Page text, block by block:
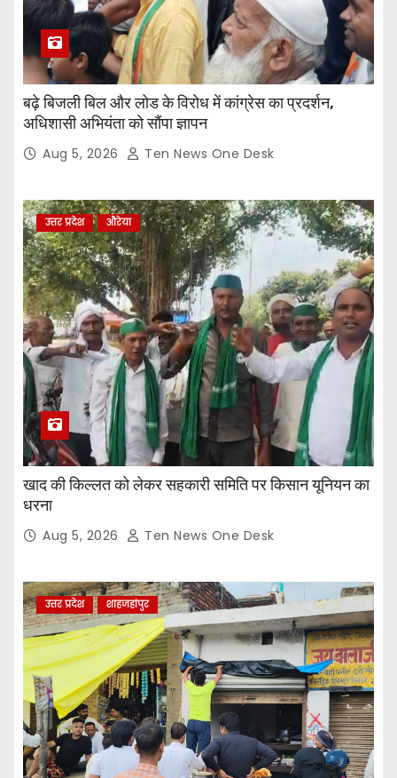
बढ़े बिजली बिल और लोड के विरोध में कांग्रेस का प्रदर्शन,
अधिशासी अभियंता को सौंपा ज्ञापन
Aug 5, 2026 Ten News One Desk
उत्तर प्रदेश औरेया
खाद की किल्लत को लेकर सहकारी समिति पर किसान यूनियन का
धरना
Aug 5, 2026 Ten News One Desk
उत्तर प्रदेश शाहजहांपुर